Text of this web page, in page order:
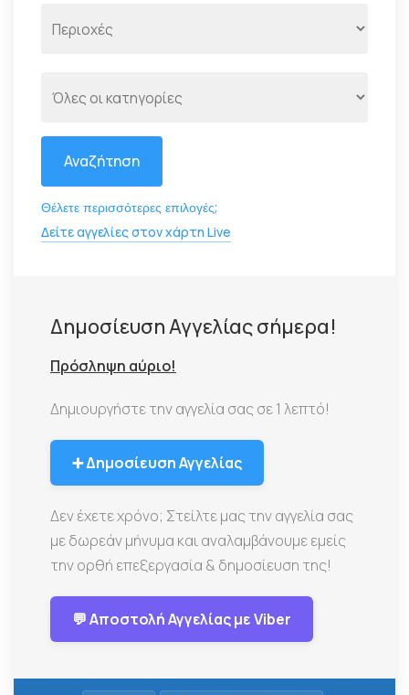
Αναζήτηση
Θέλετε περισσότερες επιλογές;
Δείτε αγγελίες στον χάρτη Live
Δημοσίευση Αγγελίας σήμερα!
Πρόσληψη αύριο!
Δημιουργήστε την αγγελία σας σε 1 λεπτό!
➕ Δημοσίευση Αγγελίας
Δεν έχετε χρόνο; Στείλτε μας την αγγελία σας
με δωρεάν μήνυμα και αναλαμβάνουμε εμείς
την ορθή επεξεργασία & δημοσίευση της!
💬 Αποστολή Αγγελίας με Viber